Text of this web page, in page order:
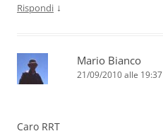
Rispondi ↓
Mario Bianco
21/09/2010 alle 19:37
Caro RRT